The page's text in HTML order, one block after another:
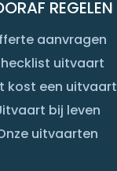
REGELEN
aanvragen
uitvaart
kost een uitvaart
bij leven
uitvaarten